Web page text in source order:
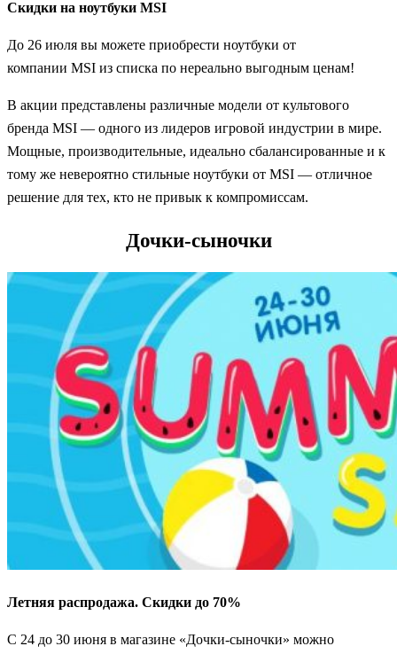
Скидки на ноутбуки MSI
До 26 июля вы можете приобрести ноутбуки от
компании MSI из списка по нереально выгодным ценам!
В акции представлены различные модели от культового
бренда MSI — одного из лидеров игровой индустрии в мире.
Мощные, производительные, идеально сбалансированные и к
тому же невероятно стильные ноутбуки от MSI — отличное
решение для тех, кто не привык к компромиссам.
Дочки-сыночки
Летняя распродажа. Скидки до 70%
С 24 до 30 июня в магазине «Дочки-сыночки» можно